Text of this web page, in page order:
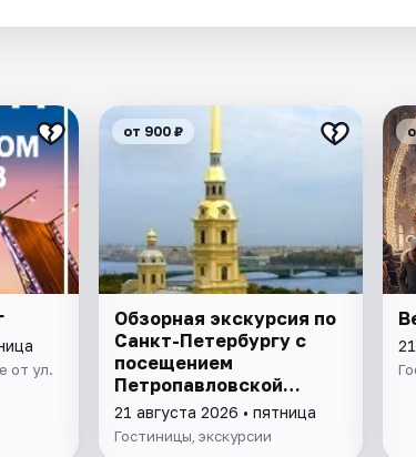
от ул.
от 900 ₽
Обзорная экскурсия по
Санкт-Петербургу с
посещением
Петропавловской
крепости
21 августа 2026 • пятница
Гостиницы, экскурсии